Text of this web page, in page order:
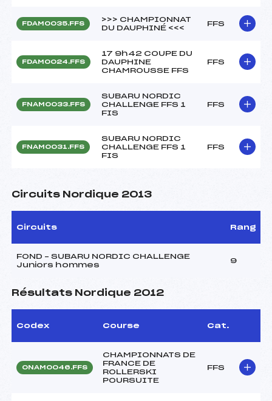
FDAM0035.FFS
>>> CHAMPIONNAT
DU DAUPHINÉ <<<
FFS
FDAM0024.FFS
17 9h42 COUPE DU
DAUPHINE
CHAMROUSSE FFS
FFS
FNAM0033.FFS
SUBARU NORDIC
CHALLENGE FFS 1
FIS
FFS
FNAM0031.FFS
SUBARU NORDIC
CHALLENGE FFS 1
FIS
FFS
Circuits Nordique 2013
Circuits Rang
FOND – SUBARU NORDIC CHALLENGE
Juniors hommes
9
Résultats Nordique 2012
Codex Course Cat.
ONAM0046.FFS
CHAMPIONNATS DE
FRANCE DE
ROLLERSKI
POURSUITE
FFS